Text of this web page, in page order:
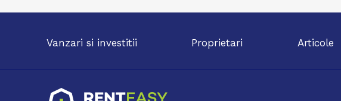
Vanzari si investitii Proprietari Articole